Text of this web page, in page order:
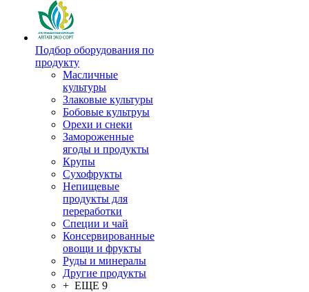
Подбор оборудования по
продукту
Масличные
культуры
Злаковые культуры
Бобовые культруы
Орехи и снеки
Замороженные
ягоды и продукты
Крупы
Сухофрукты
Непищевые
продукты для
переработки
Специи и чай
Консервированные
овощи и фрукты
Руды и минералы
Другие продукты
+ ЕЩЕ 9